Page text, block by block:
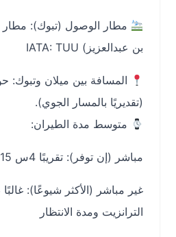
مطار الوصول (تبوك): مطار تبوك
بن عبدالعزيز) IATA: TUU
(تقديريًا بالمسار الجوي).
متوسط مدة الطيران:
مباشر (إن توفر): تقريبًا 4س 15د – 4س 45د
الترانزيت ومدة الانتظار